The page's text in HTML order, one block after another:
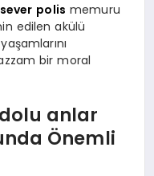
polis memuru
edilen akülü
bir moral
anlar
Önemli